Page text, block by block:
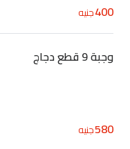
400جنيه
وجبة 9 قطع دجاج
580جنيه